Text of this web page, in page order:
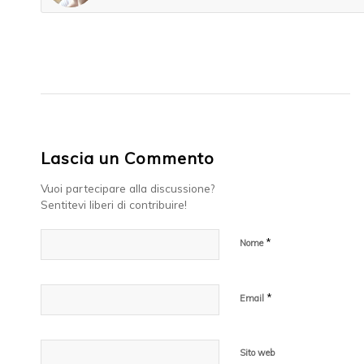
Lascia un Commento
Vuoi partecipare alla discussione?
Sentitevi liberi di contribuire!
Nome *
Email *
Sito web